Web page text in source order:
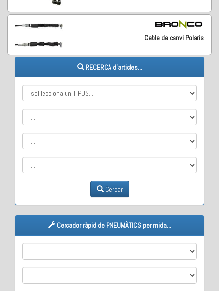
Cable de canvi Polaris
RECERCA d'articles...
Cercar
Cercador ràpid de PNEUMÀTICS per mida...